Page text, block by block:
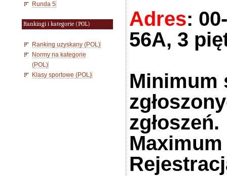
Runda 5
Rankingi i kategorie (POL)
Ranking uzyskany (POL)
Normy na kategorie
(POL)
Klasy sportowe (POL)
Adres:
56A, 3
Minimum